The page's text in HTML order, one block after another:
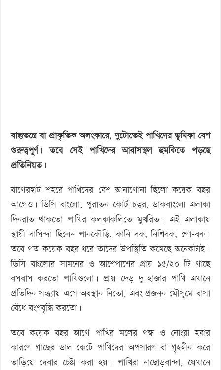
বাস্তুতন্ত্রে বা প্রাকৃতিক অলংকারে, দুটোতেই পাখিদের ভূমিকা বেশ
গুরুত্বপূর্ণ। তবে সেই পাখিদের আবাসস্থল হুমকিতে পড়ছে
প্রতিনিয়ত।
বাগেরহাট শহরে পাখিদের বেশ আনাগোনা ছিলো কয়েক বছর
আগেও। ডিসি বাংলো, পুরাতন কোর্ট চত্বর, ডাকবাংলো এলাকা
দিনরাত থাকতো পাখির কলকাকলিতে মুখরিত। এই এলাকায়
স্থায়ী বাসিন্দা ছিলেন পানকৌড়ি, কানি বক, নিশিবক, গো-বক।
তবে গত কয়েক বছর ধরে তাদের উপস্থিতি কমেছে অনেকটাই।
ডিসি বাংলোর সামনের ও আশেপাশের প্রায় ১৫/২০ টি গাছে
বসবাস করতো পাখিগুলো। প্রায় দেড় দু হাজার পাখি এখানে
প্রতিদিন সন্ধ্যায় এসে অবস্থান নিতো, এবং প্রজনন মৌসুমে বাসা
বেঁধে বংশবৃদ্ধি করতো।
তবে কয়েক বছর আগে পাখির মলের গন্ধ ও নোংরা হবার
কারণে গাছের ডাল কেটে পাখিদের অপসারণ বা গৃহহীন করে
তাড়িয়ে দেবার চেষ্টা করা হয়। পাখিরা নাছোড়বান্দা, যেখানে